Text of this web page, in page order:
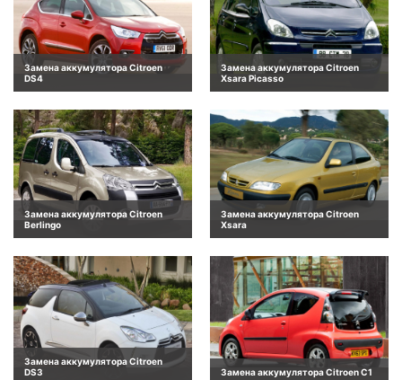
Замена аккумулятора Citroen
DS4
Замена аккумулятора Citroen
Xsara Picasso
Замена аккумулятора Citroen
Berlingo
Замена аккумулятора Citroen
Xsara
Замена аккумулятора Citroen
DS3
Замена аккумулятора Citroen C1